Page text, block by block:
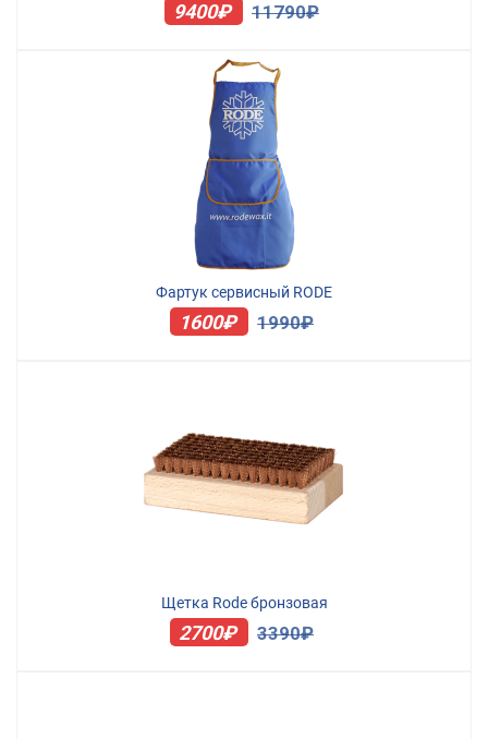
9400₽ 11790₽
Фартук сервисный RODE
1600₽ 1990₽
Щетка Rode бронзовая
2700₽ 3390₽